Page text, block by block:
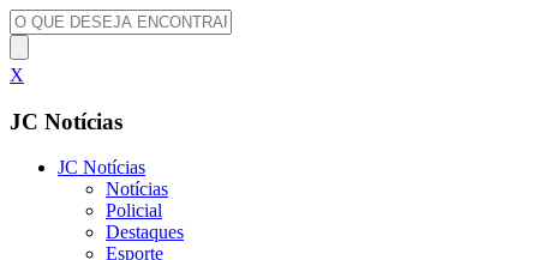
X
JC Notícias
JC Notícias
Notícias
Policial
Destaques
Esporte